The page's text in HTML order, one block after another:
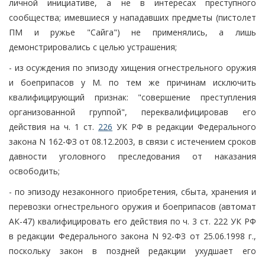
личной инициативе, а не в интересах преступного
сообщества; имевшиеся у нападавших предметы (пистолет
ПМ и ружье "Сайга") не применялись, а лишь
демонстрировались с целью устрашения;
- из осуждения по эпизоду хищения огнестрельного оружия
и боеприпасов у М. по тем же причинам исключить
квалифицирующий признак: "совершение преступления
организованной группой", переквалифицировав его
действия на ч. 1 ст. 226 УК РФ в редакции Федерального
закона N 162-ФЗ от 08.12.2003, в связи с истечением сроков
давности уголовного преследования от наказания
освободить;
- по эпизоду незаконного приобретения, сбыта, хранения и
перевозки огнестрельного оружия и боеприпасов (автомат
АК-47) квалифицировать его действия по ч. 3 ст. 222 УК РФ
в редакции Федерального закона N 92-ФЗ от 25.06.1998 г.,
поскольку закон в поздней редакции ухудшает его